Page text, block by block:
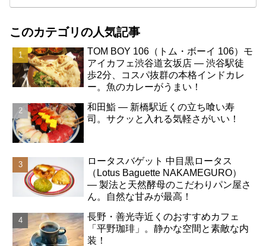
このカテゴリの人気記事
TOM BOY 106（トム・ボーイ 106）モ
アイカフェ渋谷道玄坂店 ― 渋谷駅徒
歩2分、コスパ抜群の本格インドカレ
ー。魚のカレーがうまい！
和田鮨 ― 新橋駅近くの立ち喰い寿
司。サクッと入れる気軽さがいい！
ロータスバゲット 中目黒ロータス
（Lotus Baguette NAKAMEGURO）
― 製法と天然酵母のこだわりパン屋さ
ん。自然な甘みが最高！
長野・善光寺近くのおすすめカフェ
「平野珈琲」。静かな空間と素敵な内
装！